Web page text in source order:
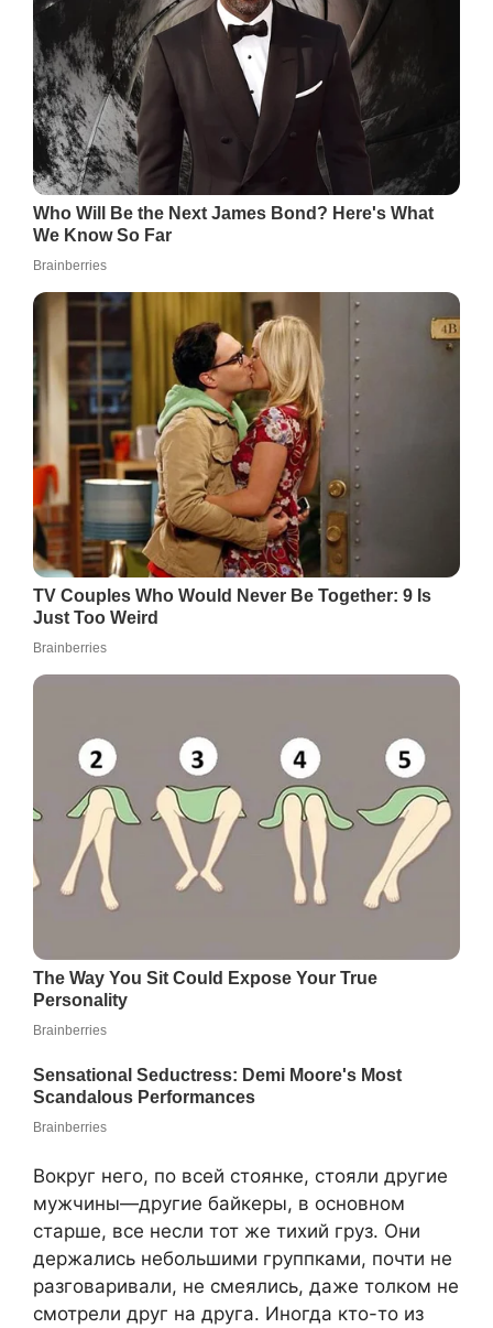
Вокруг него, по всей стоянке, стояли другие
мужчины—другие байкеры, в основном
старше, все несли тот же тихий груз. Они
держались небольшими группками, почти не
разговаривали, не смеялись, даже толком не
смотрели друг на друга. Иногда кто-то из